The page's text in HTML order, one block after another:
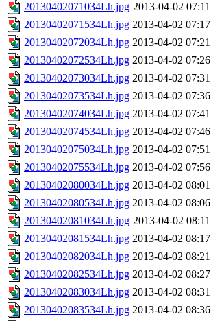
20130402071034Lh.jpg 2013-04-02 07:11
20130402071534Lh.jpg 2013-04-02 07:17
20130402072034Lh.jpg 2013-04-02 07:21
20130402072534Lh.jpg 2013-04-02 07:26
20130402073034Lh.jpg 2013-04-02 07:31
20130402073534Lh.jpg 2013-04-02 07:36
20130402074034Lh.jpg 2013-04-02 07:41
20130402074534Lh.jpg 2013-04-02 07:46
20130402075034Lh.jpg 2013-04-02 07:51
20130402075534Lh.jpg 2013-04-02 07:56
20130402080034Lh.jpg 2013-04-02 08:01
20130402080534Lh.jpg 2013-04-02 08:06
20130402081034Lh.jpg 2013-04-02 08:11
20130402081534Lh.jpg 2013-04-02 08:17
20130402082034Lh.jpg 2013-04-02 08:21
20130402082534Lh.jpg 2013-04-02 08:27
20130402083034Lh.jpg 2013-04-02 08:31
20130402083534Lh.jpg 2013-04-02 08:36